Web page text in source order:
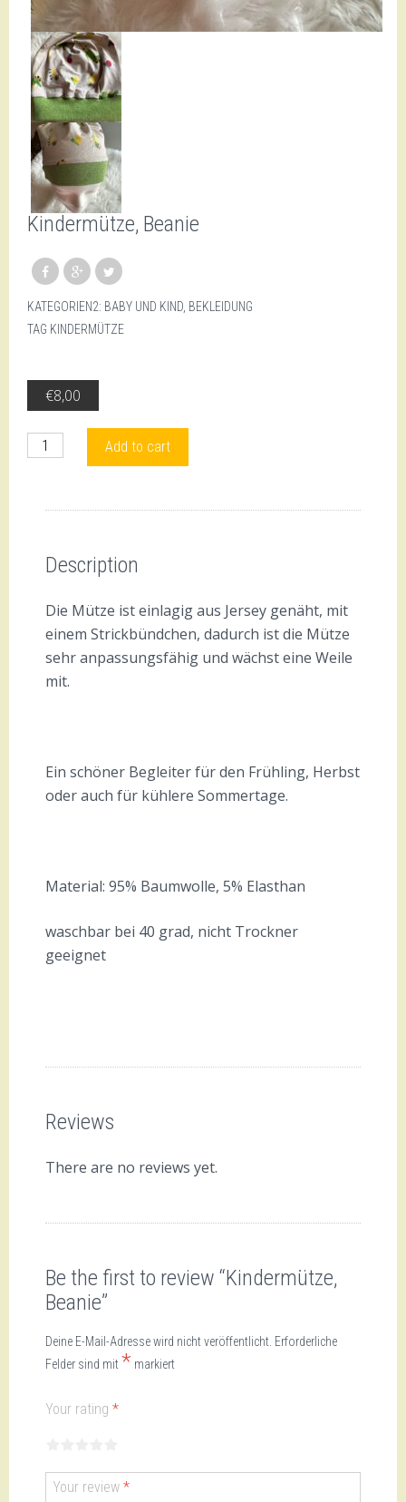
Kindermütze, Beanie
KATEGORIEN2: BABY UND KIND, BEKLEIDUNG
TAG KINDERMÜTZE
€8,00
Kindermütze,
Add to cart
Description
Die Mütze ist einlagig aus Jersey genäht, mit
einem Strickbündchen, dadurch ist die Mütze
sehr anpassungsfähig und wächst eine Weile
mit.
Ein schöner Begleiter für den Frühling, Herbst
oder auch für kühlere Sommertage.
Material: 95% Baumwolle, 5% Elasthan
waschbar bei 40 grad, nicht Trockner
geeignet
Reviews
There are no reviews yet.
Be the first to review “Kindermütze,
Beanie”
Deine E-Mail-Adresse wird nicht veröffentlicht. Erforderliche
Felder sind mit* markiert
Your rating *
Your review *